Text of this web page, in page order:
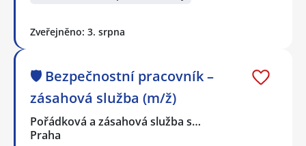
Zveřejněno: 3. srpna
🛡️ Bezpečnostní pracovník –
zásahová služba (m/ž)
Pořádková a zásahová služba s…
Praha